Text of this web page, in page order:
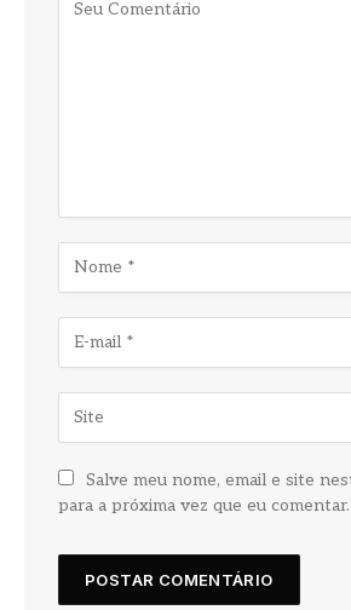
Salve meu nome, email e site
para a próxima vez que eu comentar.